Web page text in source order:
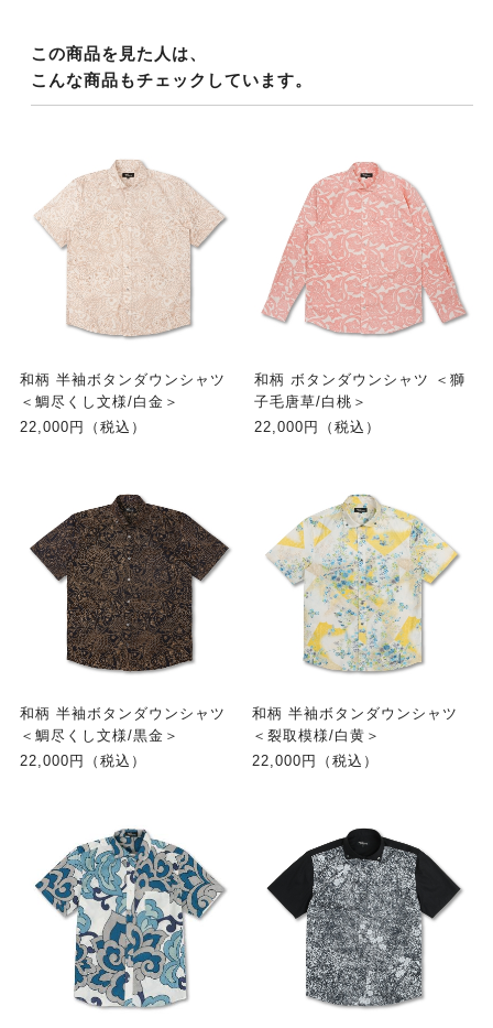
この商品を見た人は、
こんな商品もチェックしています。
和柄 半袖ボタンダウンシャツ
＜鯛尽くし文様/白金＞
22,000円（税込）
和柄 ボタンダウンシャツ ＜獅
子毛唐草/白桃＞
22,000円（税込）
和柄 半袖ボタンダウンシャツ
＜鯛尽くし文様/黒金＞
22,000円（税込）
和柄 半袖ボタンダウンシャツ
＜裂取模様/白黄＞
22,000円（税込）